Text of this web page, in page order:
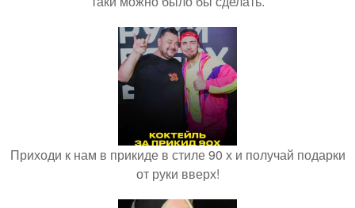
Приходи к нам в прикиде в стиле 90 х и получай подарки
от руки вверх!